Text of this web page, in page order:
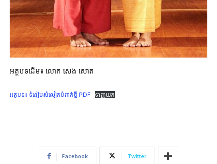
អត្ថបទដើម៖ លោក សេង សោត
អត្ថបទ៖ ទំនៀមសំលៀកបំពាក់ថ្មី PDF ទាញយក
Facebook Twitter